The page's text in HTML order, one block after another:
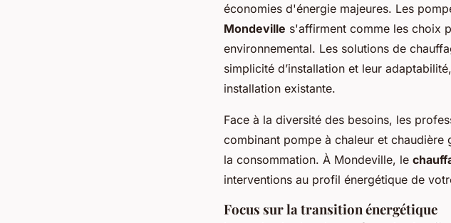
économies d'énergie majeures. Les
Mondeville s'affirment comme les choix
environnemental. Les solutions de
simplicité d’installation et leur
installation existante.
Face à la diversité des besoins, les
combinant pompe à chaleur et
la consommation. À Mondeville, le
interventions au profil énergétique de
Focus sur la transition énergétique